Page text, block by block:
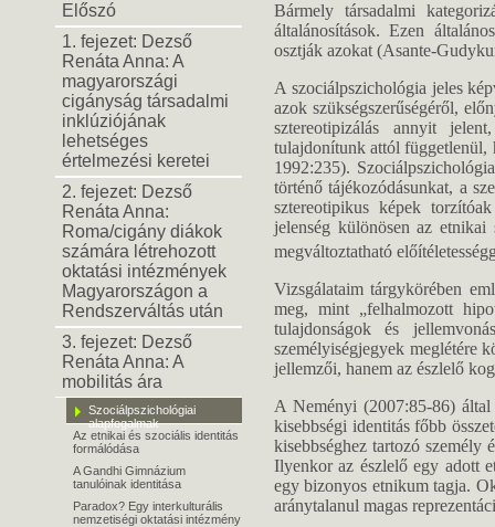
Előszó
1. fejezet: Dezső
Renáta Anna: A
magyarországi
cigányság társadalmi
inklúziójának
lehetséges
értelmezési keretei
2. fejezet: Dezső
Renáta Anna:
Roma/cigány diákok
számára létrehozott
oktatási intézmények
Magyarországon a
Rendszerváltás után
3. fejezet: Dezső
Renáta Anna: A
mobilitás ára
Szociálpszichológiai
alapfogalmak
Az etnikai és szociális identitás
formálódása
A Gandhi Gimnázium
tanulóinak identitása
Paradox? Egy interkulturális
nemzetiségi oktatási intézmény
Bármely társadalmi
általánosítások. Ezen
osztják azokat (Asante-
A szociálpszichológia jeles
azok szükségszerűségéről,
sztereotipizálás annyit
tulajdonítunk attól függetlenül,
1992:235).
történő tájékozódásunkat, a
sztereotipikus képek
jelenség különösen az etnikai
megváltoztatható
Vizsgálataim tárgykörében
meg, mint „felhalmozott
tulajdonságok és
személyiségjegyek meglétére
jellemzői, hanem az észlelő
A Neményi (2007:85-86)
kisebbségi identitás főbb
kisebbséghez tartozó személy
Ilyenkor az észlelő egy adott
egy bizonyos etnikum tagja.
aránytalanul magas